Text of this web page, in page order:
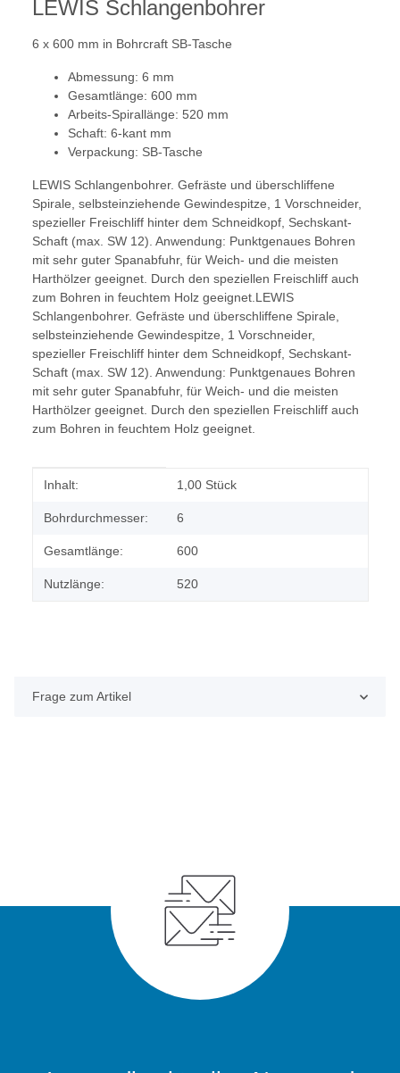
LEWIS Schlangenbohrer
6 x 600 mm in Bohrcraft SB-Tasche
Abmessung: 6 mm
Gesamtlänge: 600 mm
Arbeits-Spirallänge: 520 mm
Schaft: 6-kant mm
Verpackung: SB-Tasche
LEWIS Schlangenbohrer. Gefräste und überschliffene
Spirale, selbsteinziehende Gewindespitze, 1 Vorschneider,
spezieller Freischliff hinter dem Schneidkopf, Sechskant-
Schaft (max. SW 12). Anwendung: Punktgenaues Bohren
mit sehr guter Spanabfuhr, für Weich- und die meisten
Harthölzer geeignet. Durch den speziellen Freischliff auch
zum Bohren in feuchtem Holz geeignet.LEWIS
Schlangenbohrer. Gefräste und überschliffene Spirale,
selbsteinziehende Gewindespitze, 1 Vorschneider,
spezieller Freischliff hinter dem Schneidkopf, Sechskant-
Schaft (max. SW 12). Anwendung: Punktgenaues Bohren
mit sehr guter Spanabfuhr, für Weich- und die meisten
Harthölzer geeignet. Durch den speziellen Freischliff auch
zum Bohren in feuchtem Holz geeignet.
Produkteigenschaft
Wert
Inhalt: 1,00 Stück
Bohrdurchmesser: 6
Gesamtlänge: 600
Nutzlänge: 520
Frage zum Artikel